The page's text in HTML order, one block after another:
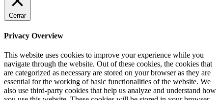
Cerrar
Privacy Overview
This website uses cookies to improve your experience while you
navigate through the website. Out of these cookies, the cookies that
are categorized as necessary are stored on your browser as they are
essential for the working of basic functionalities of the website. We
also use third-party cookies that help us analyze and understand how